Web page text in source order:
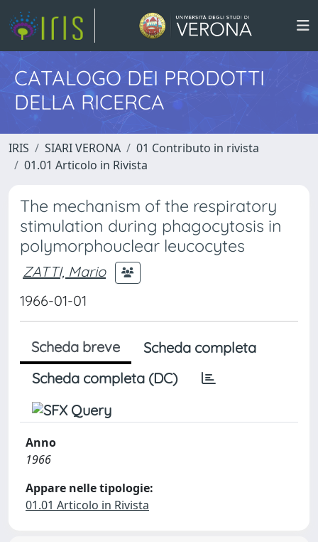
CATALOGO DEI PRODOTTI
DELLA RICERCA
IRIS SIARI VERONA
01 Contributo in rivista
01.01 Articolo in Rivista
The mechanism of the respiratory
stimulation during phagocytosis in
polymorphouclear leucocytes
ZATTI, Mario
1966-01-01
Scheda breve
Scheda completa
Scheda completa (DC)
Anno
1966
Appare nelle tipologie:
01.01 Articolo in Rivista